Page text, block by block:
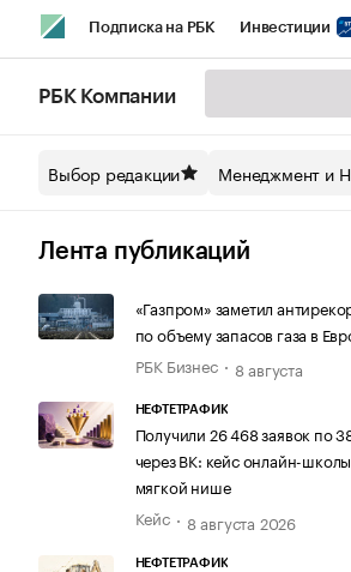
Подписка на РБК Инвестиции
Спецпроекты СПб
Технологии и медиа
РБК Компании
Выбор редакции Менеджмент и
Лента публикаций
«Газпром» заметил
по объему запасов газа в
РБК Бизнес
8 августа
НЕФТЕТРАФИК
Получили 26 468 заявок по
через ВК: кейс онлайн-
мягкой нише
Кейс
8 августа 2026
НЕФТЕТРАФИК